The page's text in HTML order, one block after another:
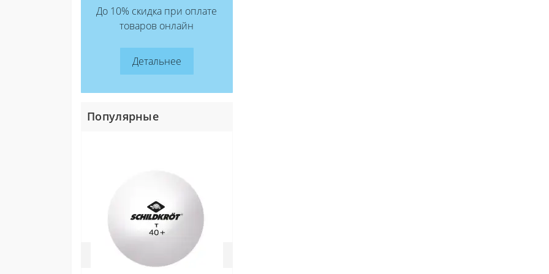
До 10% скидка при оплате
товаров онлайн
Детальнее
Популярные